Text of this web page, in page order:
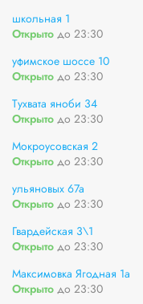
школьная 1
Открыто до 23:30
уфимское шоссе 10
Открыто до 23:30
Тухвата яноби 34
Открыто до 23:30
Мокроусовская 2
Открыто до 23:30
ульяновых 67а
Открыто до 23:30
Гвардейская 3\1
Открыто до 23:30
Максимовка Ягодная 1а
Открыто до 23:30